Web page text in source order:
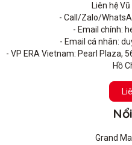
Liên hệ
- Call/Zalo/
- Email chính:
- Email cá nhân:
- VP ERA Vietnam: Pearl Plaza,
Hồ
Grand